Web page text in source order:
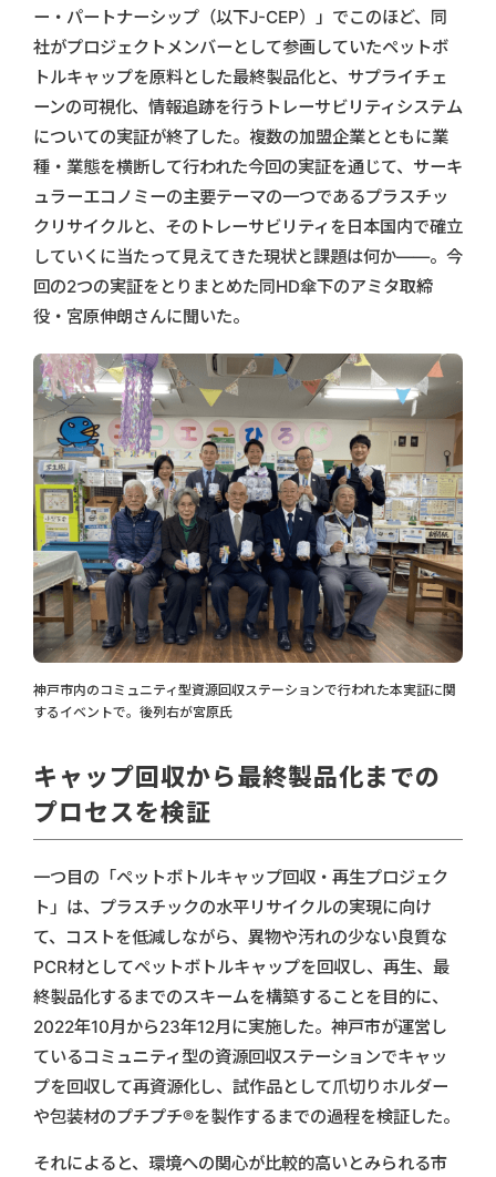
ー・パートナーシップ（以下J-CEP）」でこのほど、同
社がプロジェクトメンバーとして参画していたペットボ
トルキャップを原料とした最終製品化と、サプライチェ
ーンの可視化、情報追跡を行うトレーサビリティシステム
についての実証が終了した。複数の加盟企業とともに業
種・業態を横断して行われた今回の実証を通じて、サーキ
ュラーエコノミーの主要テーマの一つであるプラスチッ
クリサイクルと、そのトレーサビリティを日本国内で確立
していくに当たって見えてきた現状と課題は何か――。今
回の2つの実証をとりまとめた同HD傘下のアミタ取締
役・宮原伸朗さんに聞いた。
神戸市内のコミュニティ型資源回収ステーションで行われた本実証に関
するイベントで。後列右が宮原氏
キャップ回収から最終製品化までの
プロセスを検証
一つ目の「ペットボトルキャップ回収・再生プロジェク
ト」は、プラスチックの水平リサイクルの実現に向け
て、コストを低減しながら、異物や汚れの少ない良質な
PCR材としてペットボトルキャップを回収し、再生、最
終製品化するまでのスキームを構築することを目的に、
2022年10月から23年12月に実施した。神戸市が運営し
ているコミュニティ型の資源回収ステーションでキャッ
プを回収して再資源化し、試作品として爪切りホルダー
や包装材のプチプチ®を製作するまでの過程を検証した。
それによると、環境への関心が比較的高いとみられる市